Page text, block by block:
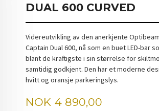
DUAL 600 CURVED
Videreutvikling av den anerkjente
Captain Dual 600, nå som en buet LED-bar
blant de kraftigste i sin størrelse for
samtidig godkjent. Den har et moderne
hvitt og oransje parkeringslys.
Pris
NOK 4 890,00